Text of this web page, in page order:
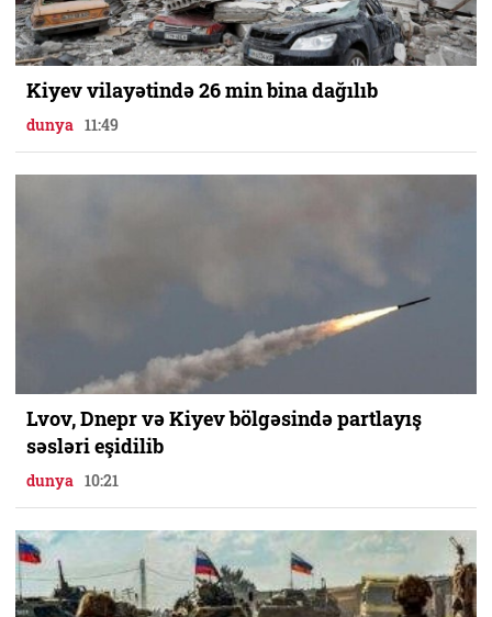
Kiyev vilayətində 26 min bina dağılıb
dunya 11:49
Lvov, Dnepr və Kiyev bölgəsində partlayış
səsləri eşidilib
dunya 10:21